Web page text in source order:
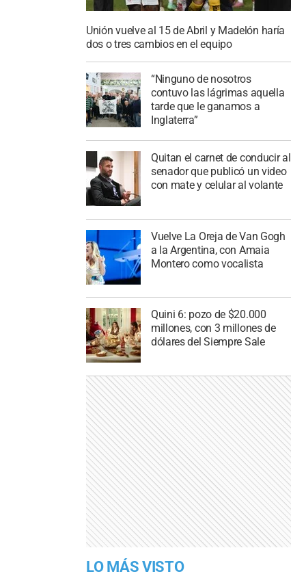
Unión vuelve al 15 de Abril y Madelón haría
dos o tres cambios en el equipo
“Ninguno de nosotros
contuvo las lágrimas aquella
tarde que le ganamos a
Inglaterra”
Quitan el carnet de conducir al
senador que publicó un video
con mate y celular al volante
Vuelve La Oreja de Van Gogh
a la Argentina, con Amaia
Montero como vocalista
Quini 6: pozo de $20.000
millones, con 3 millones de
dólares del Siempre Sale
LO MÁS VISTO